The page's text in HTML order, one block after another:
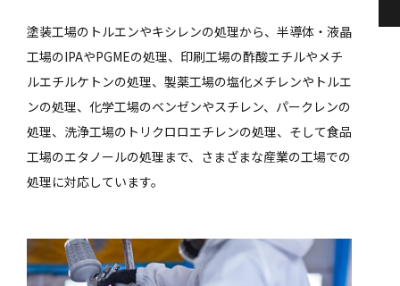
塗装工場のトルエンやキシレンの処理から、半導体・液晶
工場のIPAやPGMEの処理、印刷工場の酢酸エチルやメチ
ルエチルケトンの処理、製薬工場の塩化メチレンやトルエ
ンの処理、化学工場のベンゼンやスチレン、パークレンの
処理、洗浄工場のトリクロロエチレンの処理、そして食品
工場のエタノールの処理まで、さまざまな産業の工場での
処理に対応しています。